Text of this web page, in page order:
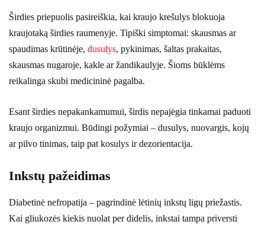
Širdies priepuolis pasireiškia, kai kraujo krešulys blokuoja
kraujotaką širdies raumenyje. Tipiški simptomai: skausmas ar
spaudimas krūtinėje, dusulys, pykinimas, šaltas prakaitas,
skausmas nugaroje, kakle ar žandikaulyje. Šioms būklėms
reikalinga skubi medicininė pagalba.
Esant širdies nepakankamumui, širdis nepajėgia tinkamai paduoti
kraujo organizmui. Būdingi požymiai – dusulys, nuovargis, kojų
ar pilvo tinimas, taip pat kosulys ir dezorientacija.
Inkstų pažeidimas
Diabetinė nefropatija – pagrindinė lėtinių inkstų ligų priežastis.
Kai gliukozės kiekis nuolat per didelis, inkstai tampa priversti